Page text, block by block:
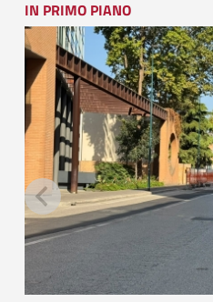
IN PRIMO PIANO